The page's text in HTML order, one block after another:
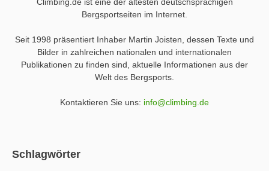
Bergsportseiten im Internet.
Seit 1998 präsentiert Inhaber Martin Joisten, dessen Texte und
Bilder in zahlreichen nationalen und internationalen
Publikationen zu finden sind, aktuelle Informationen aus der
Welt des Bergsports.
Kontaktieren Sie uns: info@climbing.de
Schlagwörter